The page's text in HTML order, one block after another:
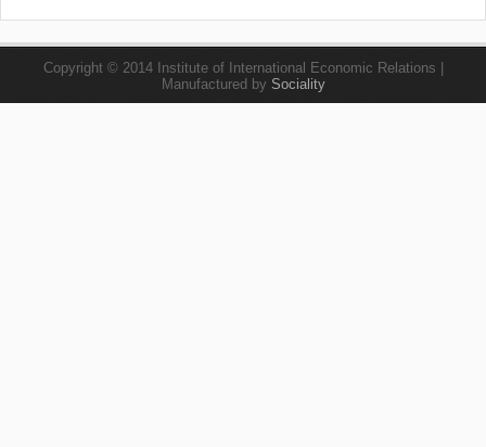
Copyright © 2014 Institute of International Economic Relations |
Manufactured by Sociality